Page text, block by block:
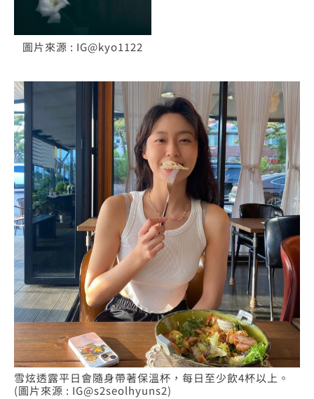
圖片來源 : IG@kyo1122
雪炫透露平日會隨身帶著保溫杯，每日至少飲4杯以上。
(圖片來源 : IG@s2seolhyuns2)